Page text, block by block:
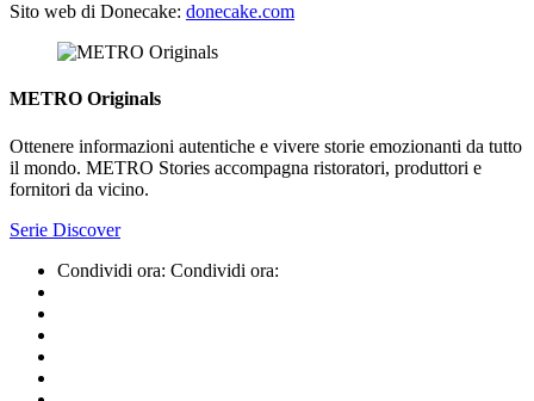
Sito web di Donecake: donecake.com
METRO Originals
Ottenere informazioni autentiche e vivere storie emozionanti da tutto
il mondo. METRO Stories accompagna ristoratori, produttori e
fornitori da vicino.
Serie Discover
Condividi ora: Condividi ora: